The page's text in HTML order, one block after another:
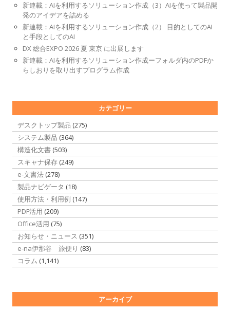
新連載：AIを利用するソリューション作成（3）AIを使って製品開
発のアイデアを詰める
新連載：AIを利用するソリューション作成（2） 目的としてのAI
と手段としてのAI
DX 総合EXPO 2026 夏 東京 に出展します
新連載：AIを利用するソリューション作成ーフォルダ内のPDFか
らしおりを取り出すプログラム作成
カテゴリー
デスクトップ製品 (275)
システム製品 (364)
構造化文書 (503)
スキャナ保存 (249)
e-文書法 (278)
製品ナビゲータ (18)
使用方法・利用例 (147)
PDF活用 (209)
Office活用 (75)
お知らせ・ニュース (351)
e-na伊那谷 旅便り (83)
コラム (1,141)
アーカイブ